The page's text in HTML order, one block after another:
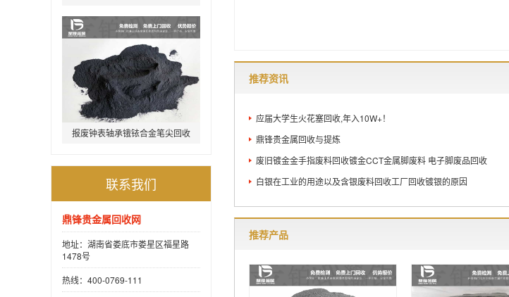
值怎么样
报废钟表轴承锇铱合金笔尖回收
联系我们
鼎锋贵金属回收网
地址：湖南省娄底市娄星区福星路
1478号
热线：400-0769-111
推荐资讯
应届大学生火花塞回收,年入10W+！
鼎锋贵金属回收与提炼
废旧镀金金手指废料回收镀金CCT金属脚废料 电子脚废品回收
白银在工业的用途以及含银废料回收工厂回收镀银的原因
推荐产品